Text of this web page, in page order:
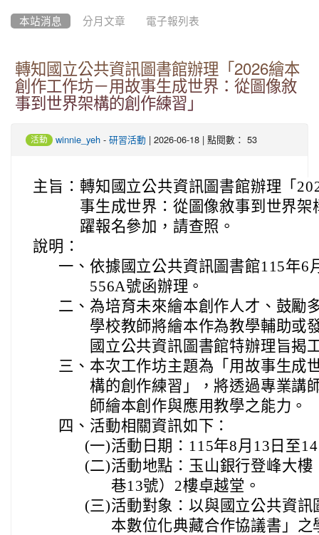
本站消息 分月文章 電子報列表
轉知國立公共資訊圖書館辦理「2026繪本
創作工作坊－用故事生成世界：從圖像敘
事到世界架構的創作練習」
活動 winnie_yeh - 研習活動 | 2026-06-18 | 點閱數： 53
主旨： 轉知國立公共資訊圖書館辦理「
事生成世界：從圖像敘事到世界
躍報名參加，請查照。
說明：
一、 依據國立公共資訊圖書館115年6
556A號函辦理。
二、 為培育未來繪本創作人才、鼓勵
學校教師將繪本作為教學輔助或
國立公共資訊圖書館特辦理旨揭
三、 本次工作坊主題為「用故事生成
構的創作練習」，將透過專業講
師繪本創作與應用教學之能力。
四、 活動相關資訊如下：
(一)活動日期：115年8月13日至
(二)活動地點：玉山銀行登峰大
巷13號）2樓卓越堂。
(三)活動對象：以與國立公共資
本數位化典藏合作協議書」